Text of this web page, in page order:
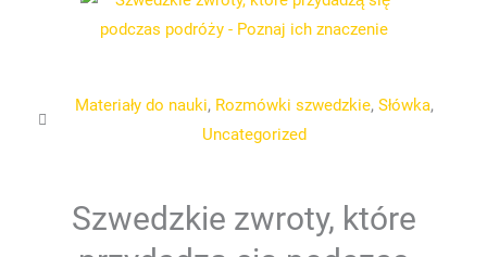
Materiały do nauki, Rozmówki szwedzkie, Słówka,
Uncategorized
Szwedzkie zwroty, które